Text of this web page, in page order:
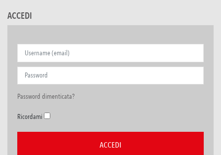
ACCEDI
Password dimenticata?
Ricordami